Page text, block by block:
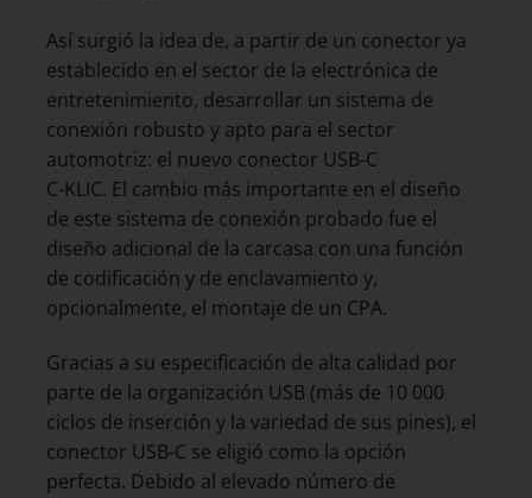
Así surgió la idea de, a partir de un conector ya
establecido en el sector de la electrónica de
entretenimiento, desarrollar un sistema de
conexión robusto y apto para el sector
automotriz: el nuevo conector USB-C
C-KLIC. El cambio más importante en el diseño
de este sistema de conexión probado fue el
diseño adicional de la carcasa con una función
de codificación y de enclavamiento y,
opcionalmente, el montaje de un CPA.
Gracias a su especificación de alta calidad por
parte de la organización USB (más de 10 000
ciclos de inserción y la variedad de sus pines), el
conector USB-C se eligió como la opción
perfecta. Debido al elevado número de